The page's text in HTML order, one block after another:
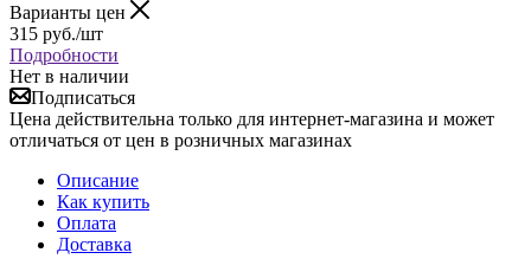
Варианты цен
315 руб./шт
Подробности
Нет в наличии
Подписаться
Цена действительна только для интернет-магазина и может
отличаться от цен в розничных магазинах
Описание
Как купить
Оплата
Доставка